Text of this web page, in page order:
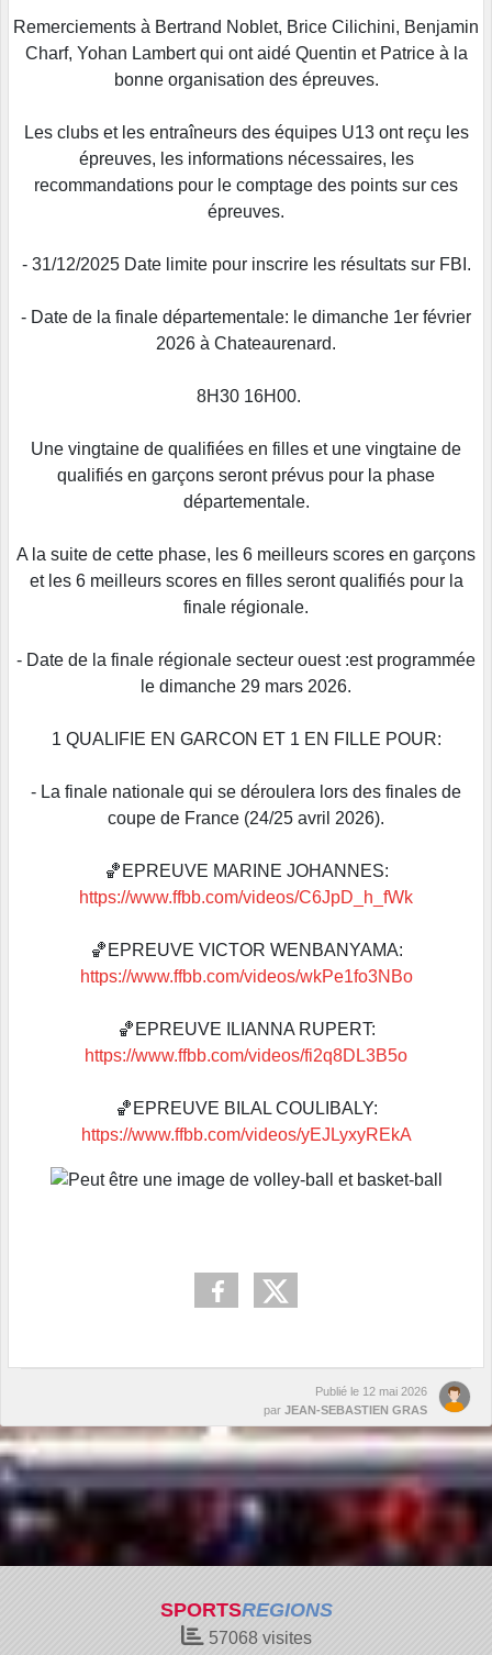
Remerciements à Bertrand Noblet, Brice Cilichini, Benjamin
Charf, Yohan Lambert qui ont aidé Quentin et Patrice à la
bonne organisation des épreuves.
Les clubs et les entraîneurs des équipes U13 ont reçu les
épreuves, les informations nécessaires, les
recommandations pour le comptage des points sur ces
épreuves.
- 31/12/2025 Date limite pour inscrire les résultats sur FBI.
- Date de la finale départementale: le dimanche 1er février
2026 à Chateaurenard.
8H30 16H00.
Une vingtaine de qualifiées en filles et une vingtaine de
qualifiés en garçons seront prévus pour la phase
départementale.
A la suite de cette phase, les 6 meilleurs scores en garçons
et les 6 meilleurs scores en filles seront qualifiés pour la
finale régionale.
- Date de la finale régionale secteur ouest :est programmée
le dimanche 29 mars 2026.
1 QUALIFIE EN GARCON ET 1 EN FILLE POUR:
- La finale nationale qui se déroulera lors des finales de
coupe de France (24/25 avril 2026).
🏀EPREUVE MARINE JOHANNES:
https://www.ffbb.com/videos/C6JpD_h_fWk
🏀EPREUVE VICTOR WENBANYAMA:
https://www.ffbb.com/videos/wkPe1fo3NBo
🏀EPREUVE ILIANNA RUPERT:
https://www.ffbb.com/videos/fi2q8DL3B5o
🏀EPREUVE BILAL COULIBALY:
https://www.ffbb.com/videos/yEJLyxyREkA
Publié le 12 mai 2026
par JEAN-SEBASTIEN GRAS
SPORTSREGIONS
57068visites